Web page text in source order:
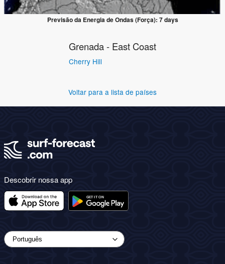
Previsão da Energia de Ondas (Força): 7 days
Grenada - East Coast
Cherry Hill
Voltar para a lista de países
Descobrir nossa app